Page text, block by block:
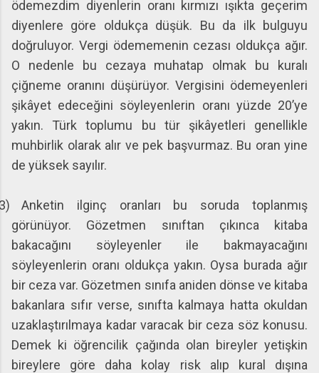
ödemezdim diyenlerin oranı kırmızı ışıkta geçerim
diyenlere göre oldukça düşük. Bu da ilk bulguyu
doğruluyor. Vergi ödememenin cezası oldukça ağır.
O nedenle bu cezaya muhatap olmak bu kuralı
çiğneme oranını düşürüyor. Vergisini ödemeyenleri
şikâyet edeceğini söyleyenlerin oranı yüzde 20’ye
yakın. Türk toplumu bu tür şikâyetleri genellikle
muhbirlik olarak alır ve pek başvurmaz. Bu oran yine
de yüksek sayılır.
Anketin ilginç oranları bu soruda toplanmış
görünüyor. Gözetmen sınıftan çıkınca kitaba
bakacağını söyleyenler ile bakmayacağını
söyleyenlerin oranı oldukça yakın. Oysa burada ağır
bir ceza var. Gözetmen sınıfa aniden dönse ve kitaba
bakanlara sıfır verse, sınıfta kalmaya hatta okuldan
uzaklaştırılmaya kadar varacak bir ceza söz konusu.
Demek ki öğrencilik çağında olan bireyler yetişkin
bireylere göre daha kolay risk alıp kural dışına